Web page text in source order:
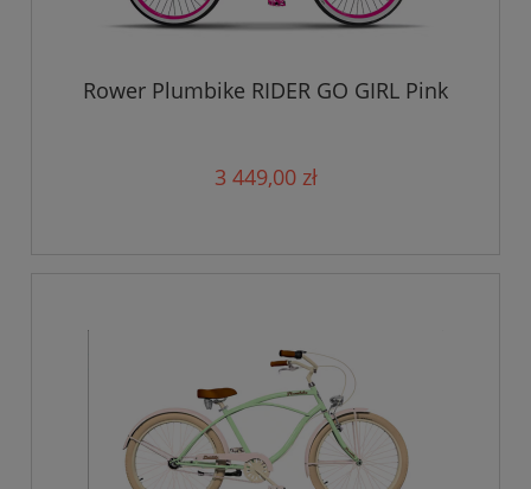
Rower Plumbike RIDER GO GIRL Pink
3 449,00 zł